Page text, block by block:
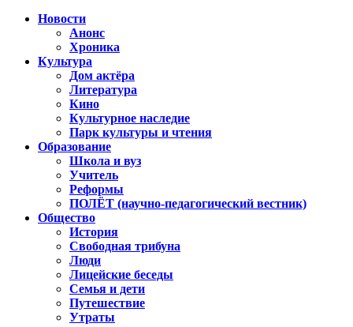
Новости
Анонс
Хроника
Культура
Дом актёра
Литература
Кино
Культурное наследие
Парк культуры и чтения
Образование
Школа и вуз
Учитель
Реформы
ПОЛЁТ (научно-педагогический вестник)
Общество
История
Свободная трибуна
Люди
Лицейские беседы
Семья и дети
Путешествие
Утраты